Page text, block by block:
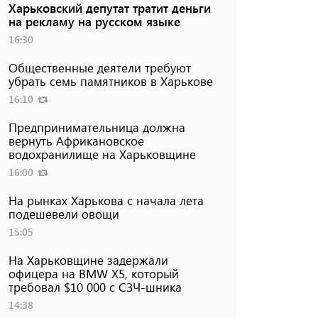
Харьковский депутат тратит деньги
на рекламу на русском языке
16:30
Общественные деятели требуют
убрать семь памятников в Харькове
16:10
Предпринимательница должна
вернуть Африкановское
водохранилище на Харьковщине
16:00
На рынках Харькова с начала лета
подешевели овощи
15:05
На Харьковщине задержали
офицера на BMW Х5, который
требовал $10 000 с СЗЧ-шника
14:38